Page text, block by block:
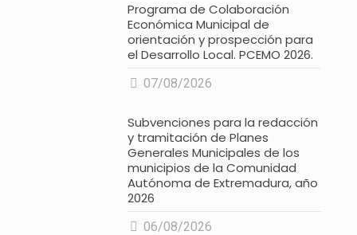
Programa de Colaboración
Económica Municipal de
orientación y prospección para
el Desarrollo Local. PCEMO 2026.
07/08/2026
Subvenciones para la redacción
y tramitación de Planes
Generales Municipales de los
municipios de la Comunidad
Autónoma de Extremadura, año
2026
06/08/2026